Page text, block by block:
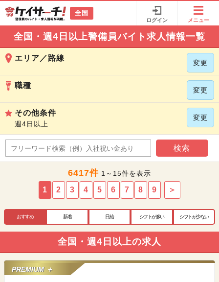
全国
ログイン メニュー
全国・週4日以上警備員バイト求人情報一覧
エリア／路線
変更
職種
変更
その他条件
週4日以上
変更
検索
6417件 1～15件を表示
1 2 3 4 5 6 7 8 9 ＞
おすすめ 新着 日給 シフトが多い シフトが少ない
全国・週4日以上の求人
PREMIUM ＋